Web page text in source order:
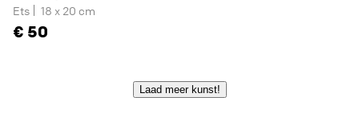
Ets 18 x 20 cm
50
Laad meer kunst!